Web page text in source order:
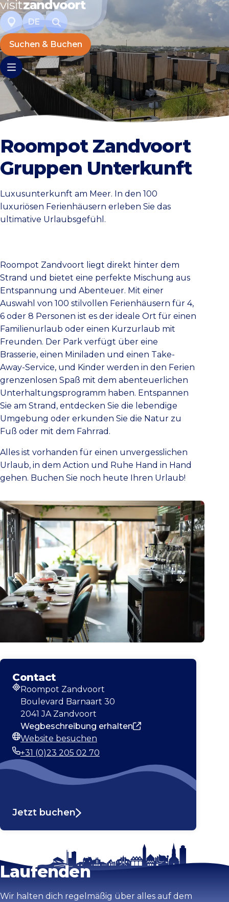
DE
Suchen & Buchen
Roompot Zandvoort
Gruppen Unterkunft
Luxusunterkunft am Meer. In den 100
luxuriösen Ferienhäusern erleben Sie das
ultimative Urlaubsgefühl.
Roompot Zandvoort liegt direkt hinter dem
Strand und bietet eine perfekte Mischung aus
Entspannung und Abenteuer. Mit einer
Auswahl von 100 stilvollen Ferienhäusern für 4,
6 oder 8 Personen ist es der ideale Ort für einen
Familienurlaub oder einen Kurzurlaub mit
Freunden. Der Park verfügt über eine
Brasserie, einen Miniladen und einen Take-
Away-Service, und Kinder werden in den Ferien
grenzenlosen Spaß mit dem abenteuerlichen
Unterhaltungsprogramm haben. Entspannen
Sie am Strand, entdecken Sie die lebendige
Umgebung oder erkunden Sie die Natur zu
Fuß oder mit dem Fahrrad.
Alles ist vorhanden für einen unvergesslichen
Urlaub, in dem Action und Ruhe Hand in Hand
gehen. Buchen Sie noch heute Ihren Urlaub!
Contact
Adresse
Roompot Zandvoort
Boulevard Barnaart 30
2041 JA Zandvoort
Wegbeschreibung erhalten
Webseite
Website besuchen
Telefonnummer
+31 (0)23 205 02 70
Jetzt buchen
Karte vergrößern
Bleib auf dem
Laufenden
Wir halten dich regelmäßig über alles auf dem